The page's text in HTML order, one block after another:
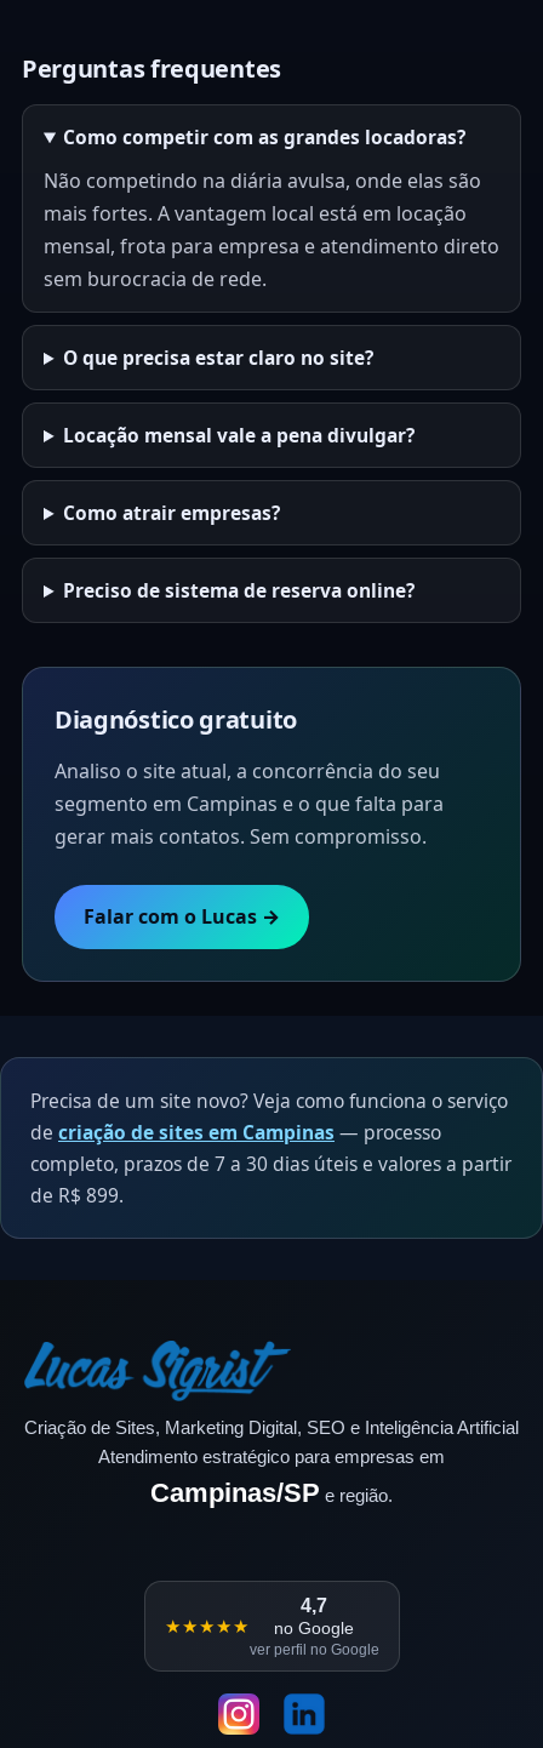
Perguntas frequentes
Como competir com as grandes locadoras?
Não competindo na diária avulsa, onde elas são
mais fortes. A vantagem local está em locação
mensal, frota para empresa e atendimento direto
sem burocracia de rede.
O que precisa estar claro no site?
Locação mensal vale a pena divulgar?
Como atrair empresas?
Preciso de sistema de reserva online?
Diagnóstico gratuito
Analiso o site atual, a concorrência do seu
segmento em Campinas e o que falta para
gerar mais contatos. Sem compromisso.
Falar com o Lucas →
Precisa de um site novo? Veja como funciona o serviço
de criação de sites em Campinas — processo
completo, prazos de 7 a 30 dias úteis e valores a partir
de R$ 899.
Criação de Sites, Marketing Digital, SEO e Inteligência Artificial
Atendimento estratégico para empresas em
Campinas/SP e região.
★★★★★
4,7
no Google
ver perfil no Google